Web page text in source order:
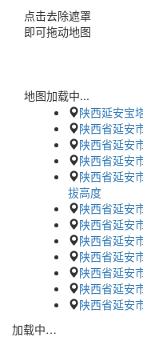
点击去除遮罩
即可拖动地图
地图加载中...
陕西延安宝
陕西省延安
陕西省延安
陕西省延安
陕西省延安
拔高度
陕西省延安
陕西省延安
陕西省延安
陕西省延安
陕西省延安
陕西省延安
陕西省延安
加载中…